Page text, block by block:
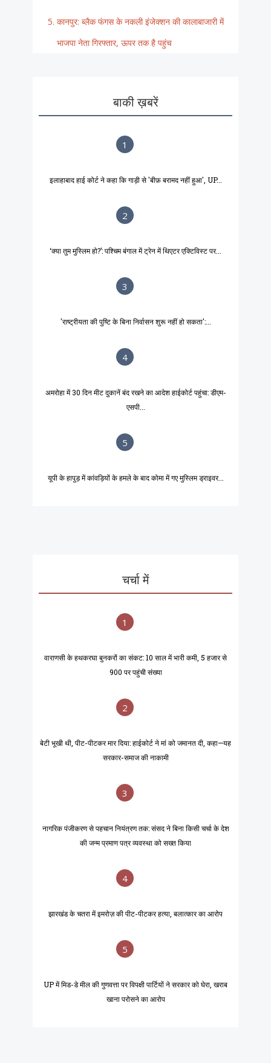
कानपुर: ब्लैक फंगस के नकली इंजेक्शन की कालाबाजारी में
भाजपा नेता गिरफ्तार, ऊपर तक है पहुंच
बाकी ख़बरें
1
इलाहाबाद हाई कोर्ट ने कहा कि गाड़ी से 'बीफ़ बरामद नहीं हुआ', UP...
2
‘क्या तुम मुस्लिम हो?’: पश्चिम बंगाल में ट्रेन में थिएटर एक्टिविस्ट पर...
3
'राष्ट्रीयता की पुष्टि के बिना निर्वासन शुरू नहीं हो सकता':...
4
अमरोहा में 30 दिन मीट दुकानें बंद रखने का आदेश हाईकोर्ट पहुंचा: डीएम-
एसपी...
5
यूपी के हापुड़ में कांवड़ियों के हमले के बाद कोमा में गए मुस्लिम ड्राइवर...
चर्चा में
1
वाराणसी के हथकरघा बुनकरों का संकट: 10 साल में भारी कमी, 5 हजार से
900 पर पहुंची संख्या
2
बेटी भूखी थी, पीट-पीटकर मार दिया: हाईकोर्ट ने मां को जमानत दी, कहा—यह
सरकार-समाज की नाकामी
3
नागरिक पंजीकरण से पहचान नियंत्रण तक: संसद ने बिना किसी चर्चा के देश
की जन्म प्रमाण पत्र व्यवस्था को सख्त किया
4
झारखंड के चतरा में इमरोज़ की पीट-पीटकर हत्या, बलात्कार का आरोप
5
UP में मिड-डे मील की गुणवत्ता पर विपक्षी पार्टियों ने सरकार को घेरा, खराब
खाना परोसने का आरोप